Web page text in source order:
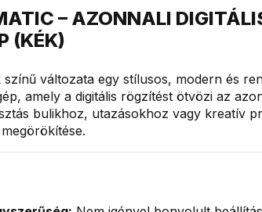
– AZONNALI
(KÉK)
színű változata egy stílusos, modern és
amely a digitális rögzítést ötvözi az
bulikhoz, utazásokhoz vagy kreatív